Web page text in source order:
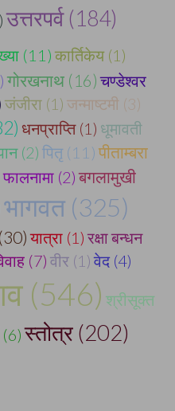
उत्तरपर्व (184)
(11) कार्तिकेय (1)
गोरखनाथ (16) चण्डेश्वर
जंजीरा (1) जन्माष्टमी (3)
धनप्राप्ति (1) धूमावती
(2) पितृ (11) पीताम्बरा
फालनामा (2) बगलामुखी
भागवत (325)
यात्रा (1) रक्षा बन्धन
(7) वीर (1) वेद (4)
(546) श्रीसूक्त
(6) स्तोत्र (202)